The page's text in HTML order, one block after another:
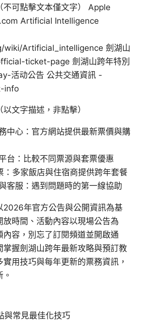
不可點擊文本僅文字） Apple
Artificial Intelligence
wiki/Artificial_intelligence 劍湖山
ticket-page 劍湖山跨年特別
活动公告 公共交通資訊 -
info
文字描述，非點擊）
中心：官方網站提供最新票價與購
台：比較不同票源與套票優惠
：多家飯店與住宿商提供跨年套餐
客服：遇到問題時的第一線協助
2026年官方公告與公開資訊為基
放時間、活動內容以現場公告為
內容，別忘了訂閱頻道並開啟通
掌握劍湖山跨年最新攻略與預訂教
用技巧與每年更新的票務資訊，
與常見最佳化技巧